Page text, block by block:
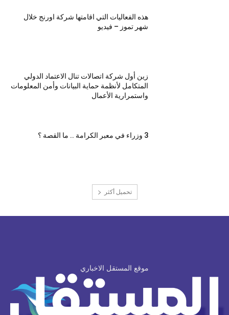
هذه الفعاليات التي اقامتها شركة اورنج خلال
شهر تموز – فيديو
زين أول شركة اتصالات تنال الاعتماد الدولي
المتكامل لأنظمة حماية البيانات وأمن المعلومات
واستمرارية الأعمال
3 وزراء في معبر الكرامة .. ما القصة ؟
تحميل أكثر
موقع المستقل الاخباري